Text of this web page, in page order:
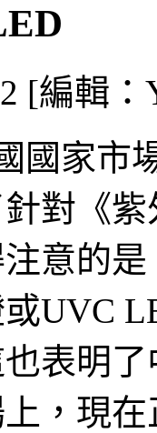
[編輯
國家市
對《
意的
UVC
表明
，現